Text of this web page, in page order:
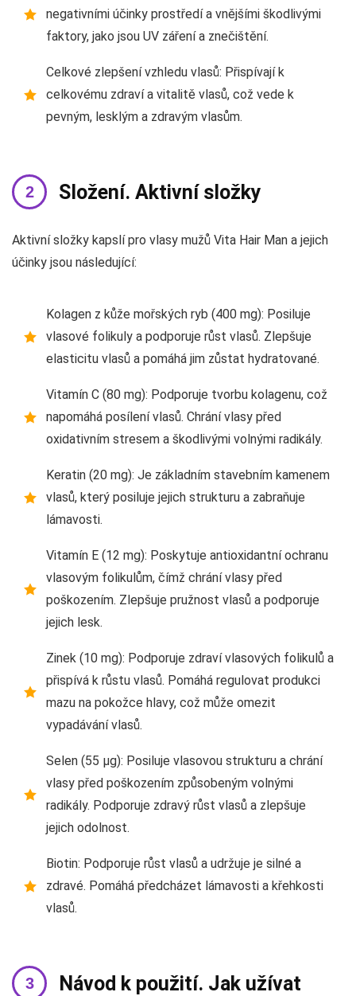
negativními účinky prostředí a vnějšími škodlivými
faktory, jako jsou UV záření a znečištění.
Celkové zlepšení vzhledu vlasů: Přispívají k
celkovému zdraví a vitalitě vlasů, což vede k
pevným, lesklým a zdravým vlasům.
Složení. Aktivní složky
Aktivní složky kapslí pro vlasy mužů Vita Hair Man a jejich
účinky jsou následující:
Kolagen z kůže mořských ryb (400 mg): Posiluje
vlasové folikuly a podporuje růst vlasů. Zlepšuje
elasticitu vlasů a pomáhá jim zůstat hydratované.
Vitamín C (80 mg): Podporuje tvorbu kolagenu, což
napomáhá posílení vlasů. Chrání vlasy před
oxidativním stresem a škodlivými volnými radikály.
Keratin (20 mg): Je základním stavebním kamenem
vlasů, který posiluje jejich strukturu a zabraňuje
lámavosti.
Vitamín E (12 mg): Poskytuje antioxidantní ochranu
vlasovým folikulům, čímž chrání vlasy před
poškozením. Zlepšuje pružnost vlasů a podporuje
jejich lesk.
Zinek (10 mg): Podporuje zdraví vlasových folikulů a
přispívá k růstu vlasů. Pomáhá regulovat produkci
mazu na pokožce hlavy, což může omezit
vypadávání vlasů.
Selen (55 µg): Posiluje vlasovou strukturu a chrání
vlasy před poškozením způsobeným volnými
radikály. Podporuje zdravý růst vlasů a zlepšuje
jejich odolnost.
Biotin: Podporuje růst vlasů a udržuje je silné a
zdravé. Pomáhá předcházet lámavosti a křehkosti
vlasů.
Návod k použití. Jak užívat